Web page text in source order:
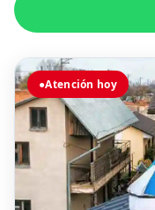
●Atención hoy